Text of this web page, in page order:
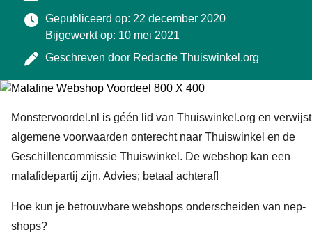
Gepubliceerd op: 22 december 2020
Bijgewerkt op: 10 mei 2021
Geschreven door Redactie Thuiswinkel.org
Monstervoordel.nl is géén lid van Thuiswinkel.org en
algemene voorwaarden onterecht naar Thuiswinkel en de
Geschillencommissie Thuiswinkel. De webshop kan een
malafidepartij zijn. Advies; betaal achteraf!
Hoe kun je betrouwbare webshops onderscheiden van nep-
shops?